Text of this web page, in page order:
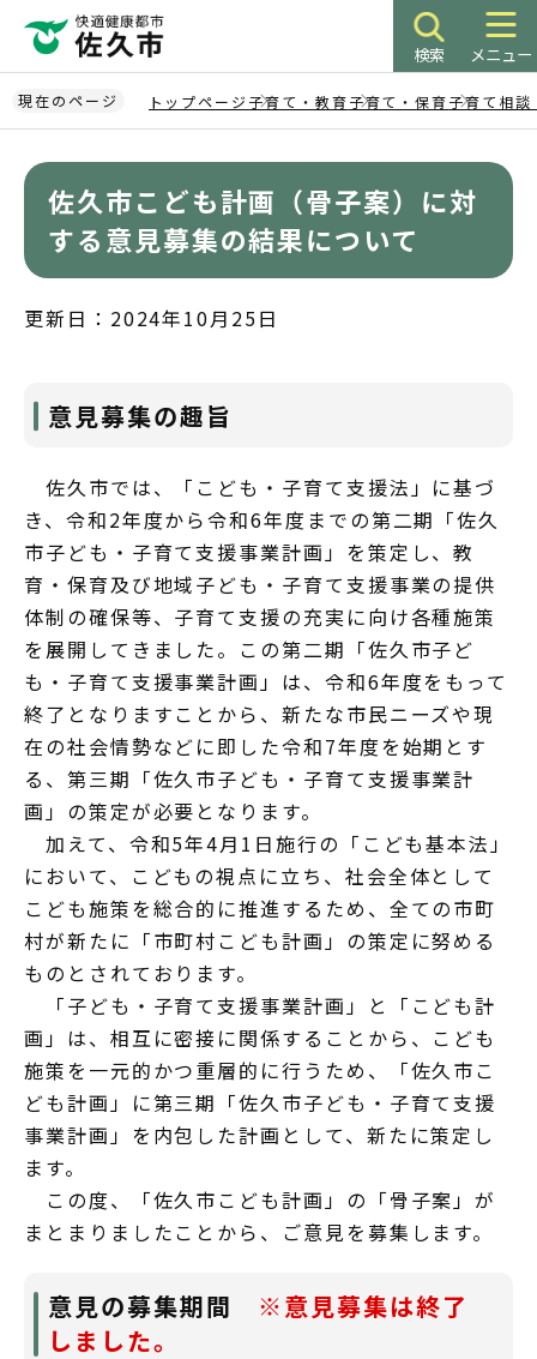
ペ
ー
ジ
検索 メニュー
現在のページ トップページ 子育て・教育子育て・保育子育て相談
佐久市こども計画（骨子案）に対
する意見募集の結果について
更新日：2024年10月25日
意見募集の趣旨
佐久市では、「こども・子育て支援法」に基づ
き、令和2年度から令和6年度までの第二期「佐久
市子ども・子育て支援事業計画」を策定し、教
育・保育及び地域子ども・子育て支援事業の提供
体制の確保等、子育て支援の充実に向け各種施策
を展開してきました。この第二期「佐久市子ど
も・子育て支援事業計画」は、令和6年度をもって
終了となりますことから、新たな市民ニーズや現
在の社会情勢などに即した令和7年度を始期とす
る、第三期「佐久市子ども・子育て支援事業計
画」の策定が必要となります。
加えて、令和5年4月1日施行の「こども基本法」
において、こどもの視点に立ち、社会全体として
こども施策を総合的に推進するため、全ての市町
村が新たに「市町村こども計画」の策定に努める
ものとされております。
「子ども・子育て支援事業計画」と「こども計
画」は、相互に密接に関係することから、こども
施策を一元的かつ重層的に行うため、「佐久市こ
ども計画」に第三期「佐久市子ども・子育て支援
事業計画」を内包した計画として、新たに策定し
ます。
この度、「佐久市こども計画」の「骨子案」が
まとまりましたことから、ご意見を募集します。
意見の募集期間 ※意見募集は終了
しました。